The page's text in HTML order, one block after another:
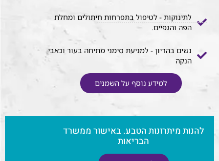
לתינוקות - לטיפול בתפרחות חיתולים ומחלת
הפה והגפיים.
נשים בהריון - למניעת סימני מתיחה בעור וכאבי
הנקה
למידע נוסף על השמנים
להנות מיתרונות הטבע.באישור ממשרד
הבריאות